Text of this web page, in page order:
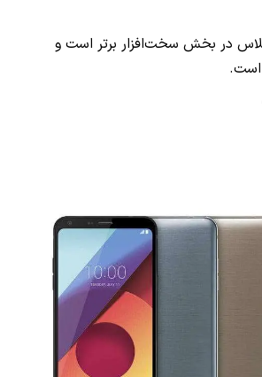
در بخش سخت‌افزار برتر است و
است.